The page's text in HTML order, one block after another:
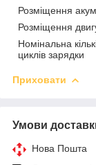
Розміщення
Розміщення
Номінальна
циклів зарядки
Приховати
Умови
Нова Пошта